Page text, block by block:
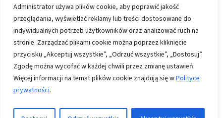
Administrator używa plików cookie, aby poprawić jakość
przeglądania, wyświetlać reklamy lub treści dostosowane do
indywidualnych potrzeb użytkowników oraz analizować ruch na
stronie. Zarządzać plikami cookie można poprzez kliknięcie
przycisku „Akceptuj wszystkie”, „Odrzuć wszystkie”, „Dostosuj”.
Zgodę można wycofać w każdej chwili przez zmianę ustawień.
Więcej informacji na temat plików cookie znajdują się wPolityce
prywatności.
Copyright 1996-2026
Wszystkie prawa zastrzeżone
Informacje
Polityka prywatności
Mapa strony
Kontakt